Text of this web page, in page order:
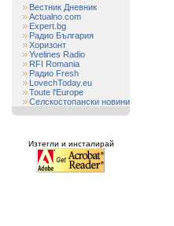
Вестник Дневник
Actualno.com
Expert.bg
Радио България
Хоризонт
Yvelines Radio
RFI Romania
Радио Fresh
LovechToday.eu
Toute l'Europe
Селскостопански новини
Изтегли и инсталирай